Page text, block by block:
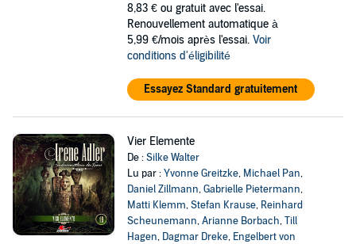
8,83 € ou gratuit avec l'essai.
Renouvellement automatique à
5,99 €/mois après l'essai. Voir
conditions d'éligibilité
Essayez Standard gratuitement
Vier Elemente
De :Silke Walter
Lu par :Yvonne Greitzke, Michael Pan,
Daniel Zillmann,Gabrielle Pietermann,
Matti Klemm,Stefan Krause, Reinhard
Scheunemann,Arianne Borbach,Till
Hagen, Dagmar Dreke, Engelbert von